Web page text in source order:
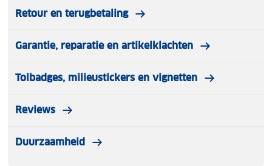
Retour en terugbetaling
Garantie, reparatie en artikelklachten
Tolbadges, milieustickers en vignetten
Reviews
Duurzaamheid